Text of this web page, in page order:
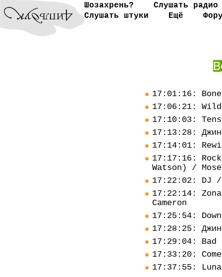
Шозахрень?
Слушать радио
Слушать штуки
Ещё
В
17:01:16:
17:06:21:
17:10:03:
17:13:28:
17:14:01:
17:17:16:
Watson) /
17:22:02: DJ /
17:22:14:
Cameron
17:25:54:
17:28:25:
17:29:04:
17:33:20:
17:37:55: